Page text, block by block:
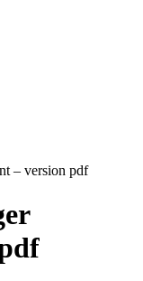
– version pdf